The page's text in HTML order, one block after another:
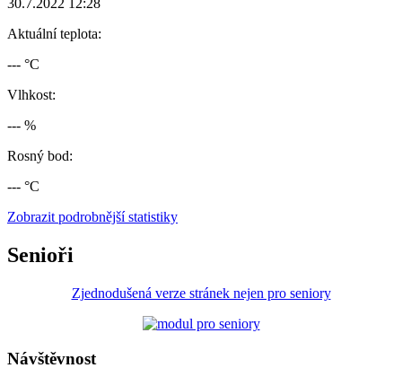
30.7.2022 12:28
Aktuální teplota:
--- °C
Vlhkost:
--- %
Rosný bod:
--- °C
Zobrazit podrobnější statistiky
Senioři
Zjednodušená verze stránek nejen pro seniory
Návštěvnost